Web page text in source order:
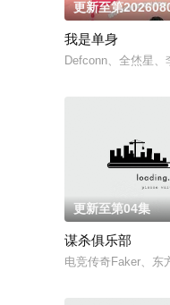
更新至第
我是单身
Defconn、全烋星、
更新至第04集
谋杀俱乐部
电竞传奇Faker、东